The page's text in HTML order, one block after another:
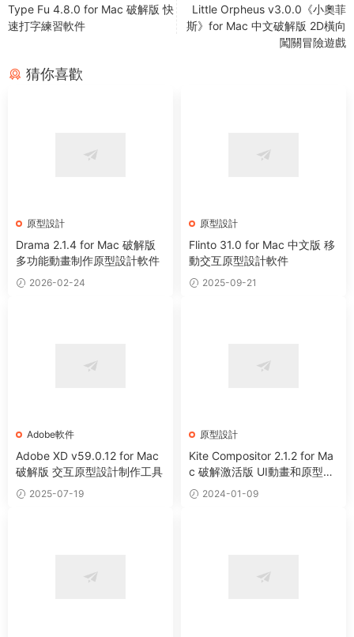
Type Fu 4.8.0 for Mac 破解版 快
速打字練習軟件
Little Orpheus v3.0.0《小奧菲
斯》for Mac 中文破解版 2D橫向
闖關冒險遊戲
猜你喜歡
原型設計
Drama 2.1.4 for Mac 破解版
多功能動畫制作原型設計軟件
2026-02-24
原型設計
Flinto 31.0 for Mac 中文版 移
動交互原型設計軟件
2025-09-21
Adobe軟件
Adobe XD v59.0.12 for Mac
破解版 交互原型設計制作工具
2025-07-19
原型設計
Kite Compositor 2.1.2 for Ma
c 破解激活版 UI動畫和原型設
計工具2024-01-09